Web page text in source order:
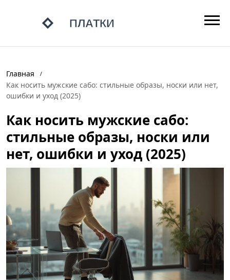
Главная
Как носить мужские сабо: стильные образы, носки или нет,
ошибки и уход (2025)
Как носить мужские сабо:
стильные образы, носки или
нет, ошибки и уход (2025)